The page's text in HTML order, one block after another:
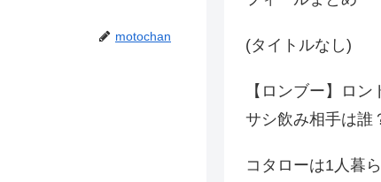
motochan (タイトルなし)
【ロンブー】ロ
サシ飲み相手は誰
コタローは1人暮